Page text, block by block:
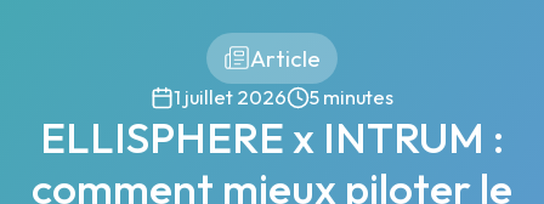
Article
1 juillet 2026 5 minutes
ELLISPHERE x INTRUM :
comment mieux piloter le